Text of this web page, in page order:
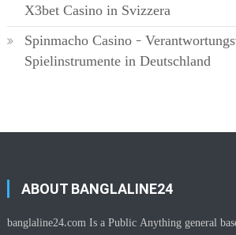
X3bet Casino in Svizzera
Spinmacho Casino –
Spielinstrumente in Deutschland
ABOUT BANGLALINE24
banglaline24.com Is a Public Anything general